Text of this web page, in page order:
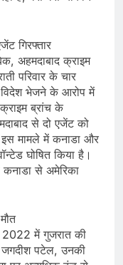
गिरफ्तार
अहमदाबाद क्राइम
परिवार के चार
भेजने के आरोप में
ब्रांच के
से दो एजेंट को
इस मामले में कनाडा और
घोषित किया है।
से अमेरिका
में गुजरात की
पटेल, उनकी